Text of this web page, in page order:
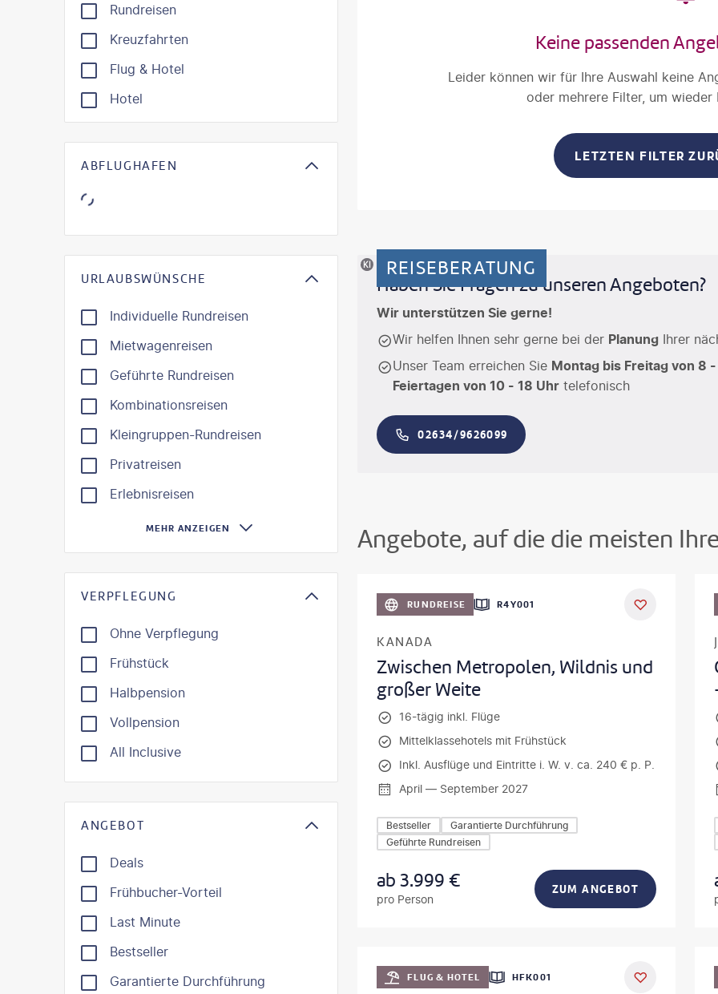
Rundreisen
Kreuzfahrten
Flug & Hotel
Hotel
ABFLUGHAFEN
URLAUBSWÜNSCHE
Individuelle Rundreisen
Mietwagenreisen
Geführte Rundreisen
Kombinationsreisen
Kleingruppen-Rundreisen
Privatreisen
Erlebnisreisen
MEHR ANZEIGEN
VERPFLEGUNG
Ohne Verpflegung
Frühstück
Halbpension
Vollpension
All Inclusive
ANGEBOT
Deals
Frühbucher-Vorteil
Last Minute
Bestseller
Garantierte Durchführung
Keine passenden
Leider können wir für Ihre Auswahl keine
oder mehrere Filter, um wieder
LETZTEN FILTER
KI-generiertes MotivREISEBERATUNG
Haben Sie Fragen zu unseren Angeboten?
Wir unterstützen Sie gerne!
Wir helfen Ihnen sehr gerne bei der Planung Ihrer
Unser Team erreichen Sie Montag bis Freitag von 8
Feiertagen von 10 - 18 Uhr telefonisch
02634/9626099
Angebote, auf die die meisten
RUNDREISE R4Y001
KANADA
Zwischen Metropolen, Wildnis und
großer Weite
16-tägig inkl. Flüge
Mittelklassehotels mit Frühstück
Inkl. Ausflüge und Eintritte i. W. v. ca. 240 € p. P.
April — September 2027
Bestseller
Garantierte Durchführung
Geführte Rundreisen
ab3.999 €
pro Person
ZUM ANGEBOT
DEAL
FLUG & HOTEL HFK001